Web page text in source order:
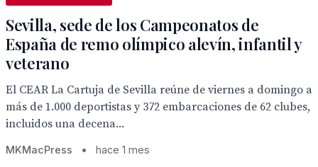
Sevilla, sede de los Campeonatos de
España de remo olímpico alevín, infantil y
veterano
El CEAR La Cartuja de Sevilla reúne de viernes a domingo a
más de 1.000 deportistas y 372 embarcaciones de 62 clubes,
incluidos una decena...
MKMacPress • hace 1 mes